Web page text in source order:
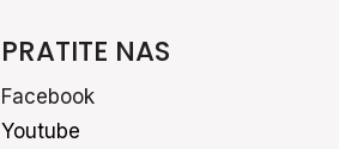
PRATITE NAS
Facebook
Youtube